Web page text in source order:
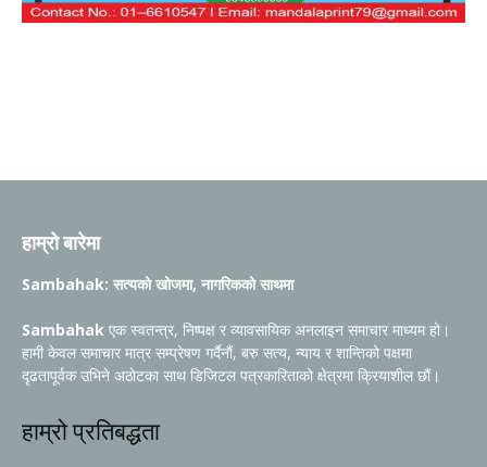
हाम्रो बारेमा
Sambahak: सत्यको खोजमा, नागरिकको साथमा
Sambahak एक स्वतन्त्र, निष्पक्ष र व्यावसायिक अनलाइन समाचार माध्यम हो।
हामी केवल समाचार मात्र सम्प्रेषण गर्दैनौं, बरु सत्य, न्याय र शान्तिको पक्षमा
दृढतापूर्वक उभिने अठोटका साथ डिजिटल पत्रकारिताको क्षेत्रमा क्रियाशील छौं।
हाम्रो प्रतिबद्धता